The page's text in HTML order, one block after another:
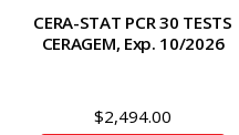
CERA-STAT PCR 30 TESTS
CERAGEM, Exp. 10/2026
$2,494.00